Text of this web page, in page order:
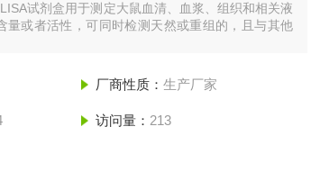
试剂盒用于测定大鼠血清、血浆、组织和相关液
量或者活性，可同时检测天然或重组的，且与其他
厂商性质： 生产厂家
访问量： 213